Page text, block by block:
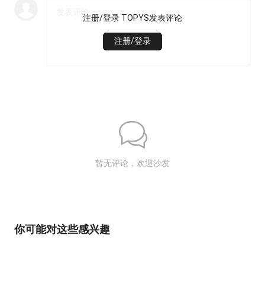
注册/登录 TOPYS发表评论
注册/登录
暂无评论，欢迎沙发
你可能对这些感兴趣